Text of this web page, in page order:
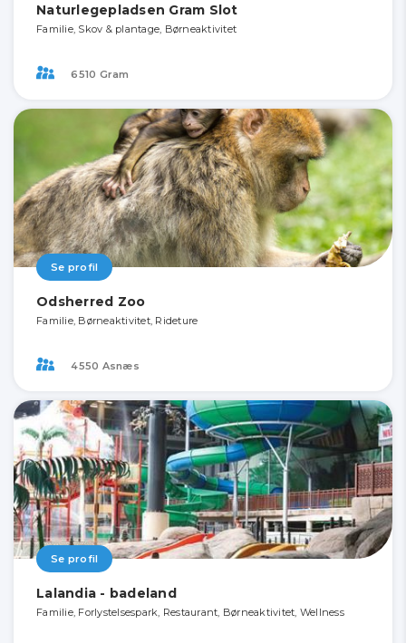
Naturlegepladsen Gram Slot
Familie, Skov & plantage, Børneaktivitet
6510 Gram
Se profil
Odsherred Zoo
Familie, Børneaktivitet, Rideture
4550 Asnæs
Se profil
Lalandia - badeland
Familie, Forlystelsespark, Restaurant, Børneaktivitet, Wellness